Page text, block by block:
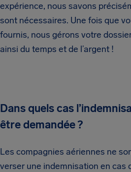
expérience, nous savons
sont nécessaires. Une fois que
fournis, nous gérons votre
ainsi du temps et de l’argent !
Dans quels cas
être demandée ?
Les compagnies aériennes ne
verser une indemnisation en cas